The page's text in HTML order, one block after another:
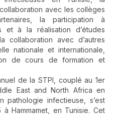
avec les collèges
la participation à
et à la réalisation d’études
collaboration avec d’autres
nationale et internationale,
de cours de formation et
de la STPI, couplé au 1er
East and North Africa en
pathologie infectieuse, s’est
Hammamet, en Tunisie. Cet